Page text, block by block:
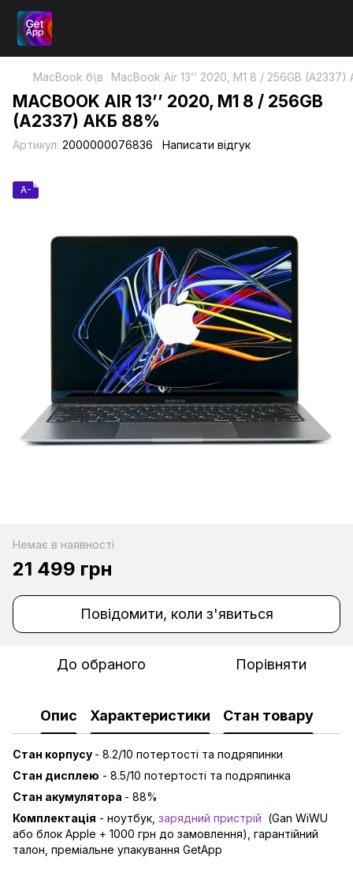
MacBook б\в MacBook Air 13’’ 2020, М1 8 / 256GB
MACBOOK AIR 13’’ 2020, М1 8 / 256GB
(A2337) АКБ 88%
Артикул: 2000000076836 Написати відгук
A-
Немає в наявності
21 499 грн
Повідомити, коли з'явиться
До обраного Порівняти
Опис Характеристики Стан товару
Стан корпусу - 8.2/10 потертості та подряпинки
Стан дисплею - 8.5/10 потертості та подряпинка
Стан акумулятора - 88%
Комплектація - ноутбук, зарядний пристрій (Gan WiWU
або блок Apple + 1000 грн до замовлення), гарантійний
талон, преміальне упакування GetApp